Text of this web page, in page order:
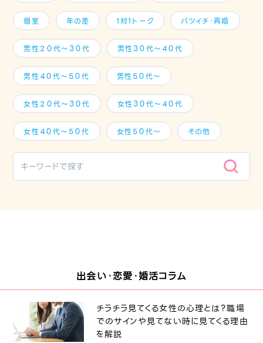
個室 年の差 1対1トーク バツイチ・再婚
男性２０代～３０代 男性３０代～４０代
男性４０代～５０代 男性５０代～
女性２０代～３０代 女性３０代～４０代
女性４０代～５０代 女性５０代～ その他
出会い・恋愛・婚活コラム
チラチラ見てくる女性の心理とは？職場
でのサインや見てない時に見てくる理由
を解説